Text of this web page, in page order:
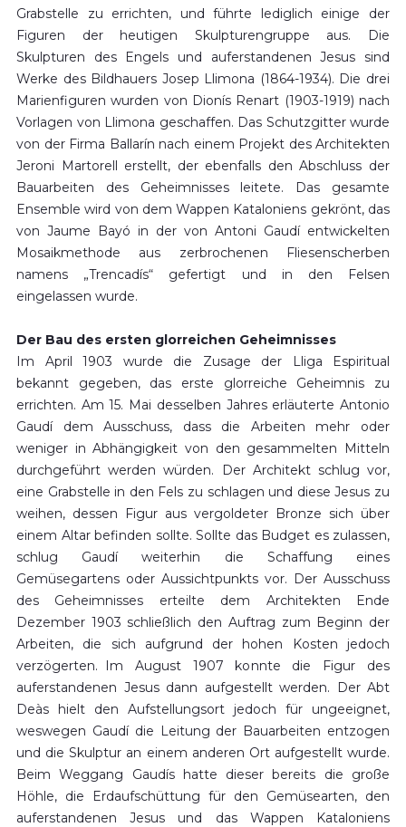
Grabstelle zu errichten, und führte lediglich einige der
Figuren der heutigen Skulpturengruppe aus. Die
Skulpturen des Engels und auferstandenen Jesus sind
Werke des Bildhauers Josep Llimona (1864-1934). Die drei
Marienfiguren wurden von Dionís Renart (1903-1919) nach
Vorlagen von Llimona geschaffen. Das Schutzgitter wurde
von der Firma Ballarín nach einem Projekt des Architekten
Jeroni Martorell erstellt, der ebenfalls den Abschluss der
Bauarbeiten des Geheimnisses leitete. Das gesamte
Ensemble wird von dem Wappen Kataloniens gekrönt, das
von Jaume Bayó in der von Antoni Gaudí entwickelten
Mosaikmethode aus zerbrochenen Fliesenscherben
namens „Trencadís“ gefertigt und in den Felsen
eingelassen wurde.
Der Bau des ersten glorreichen Geheimnisses
Im April 1903 wurde die Zusage der Lliga Espiritual
bekannt gegeben, das erste glorreiche Geheimnis zu
errichten. Am 15. Mai desselben Jahres erläuterte Antonio
Gaudí dem Ausschuss, dass die Arbeiten mehr oder
weniger in Abhängigkeit von den gesammelten Mitteln
durchgeführt werden würden. Der Architekt schlug vor,
eine Grabstelle in den Fels zu schlagen und diese Jesus zu
weihen, dessen Figur aus vergoldeter Bronze sich über
einem Altar befinden sollte. Sollte das Budget es zulassen,
schlug Gaudí weiterhin die Schaffung eines
Gemüsegartens oder Aussichtpunkts vor. Der Ausschuss
des Geheimnisses erteilte dem Architekten Ende
Dezember 1903 schließlich den Auftrag zum Beginn der
Arbeiten, die sich aufgrund der hohen Kosten jedoch
verzögerten. Im August 1907 konnte die Figur des
auferstandenen Jesus dann aufgestellt werden. Der Abt
Deàs hielt den Aufstellungsort jedoch für ungeeignet,
weswegen Gaudí die Leitung der Bauarbeiten entzogen
und die Skulptur an einem anderen Ort aufgestellt wurde.
Beim Weggang Gaudís hatte dieser bereits die große
Höhle, die Erdaufschüttung für den Gemüsearten, den
auferstandenen Jesus und das Wappen Kataloniens